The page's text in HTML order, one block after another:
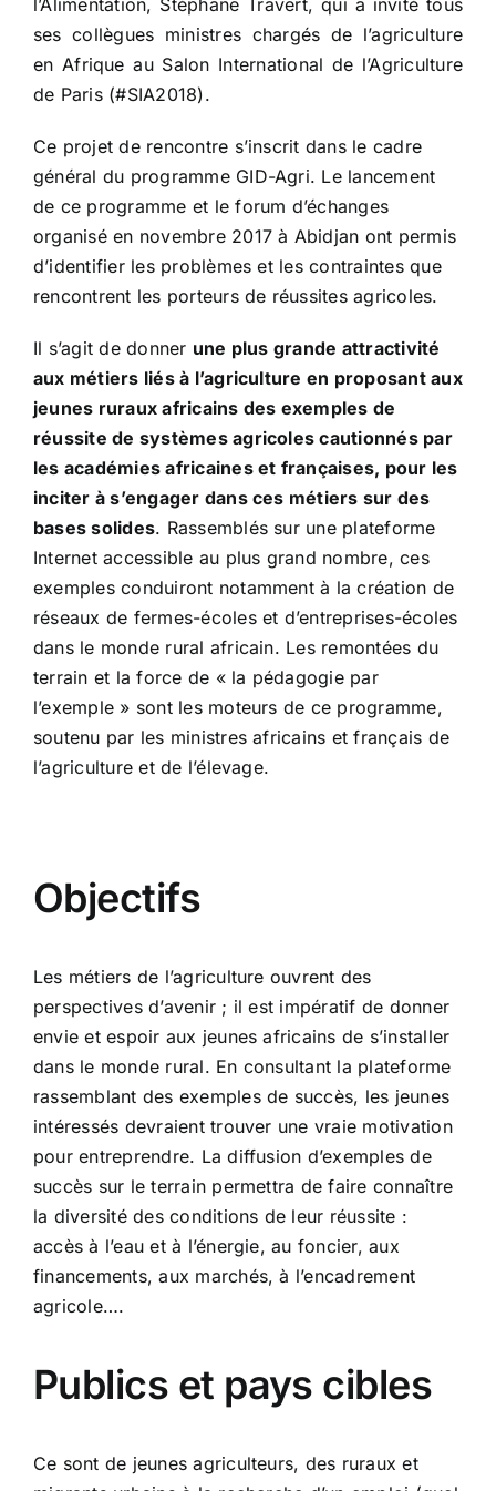
l’Alimentation, Stéphane Travert, qui a invité tous
ses collègues ministres chargés de l’agriculture
en Afrique au Salon International de l’Agriculture
de Paris (#SIA2018).
Ce projet de rencontre s’inscrit dans le cadre
général du programme GID-Agri. Le lancement
de ce programme et le forum d’échanges
organisé en novembre 2017 à Abidjan ont permis
d’identifier les problèmes et les contraintes que
rencontrent les porteurs de réussites agricoles.
Il s’agit de donner une plus grande attractivité
aux métiers liés à l’agriculture en proposant aux
jeunes ruraux africains des exemples de
réussite de systèmes agricoles cautionnés par
les académies africaines et françaises, pour les
inciter à s’engager dans ces métiers sur des
bases solides. Rassemblés sur une plateforme
Internet accessible au plus grand nombre, ces
exemples conduiront notamment à la création de
réseaux de fermes-écoles et d’entreprises-écoles
dans le monde rural africain. Les remontées du
terrain et la force de « la pédagogie par
l’exemple » sont les moteurs de ce programme,
soutenu par les ministres africains et français de
l’agriculture et de l’élevage.
Objectifs
Les métiers de l’agriculture ouvrent des
perspectives d’avenir ; il est impératif de donner
envie et espoir aux jeunes africains de s’installer
dans le monde rural. En consultant la plateforme
rassemblant des exemples de succès, les jeunes
intéressés devraient trouver une vraie motivation
pour entreprendre. La diffusion d’exemples de
succès sur le terrain permettra de faire connaître
la diversité des conditions de leur réussite :
accès à l’eau et à l’énergie, au foncier, aux
financements, aux marchés, à l’encadrement
agricole….
Publics et pays cibles
Ce sont de jeunes agriculteurs, des ruraux et